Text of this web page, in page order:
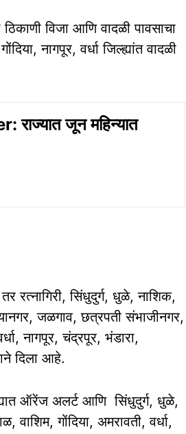
विजा आणि वादळी पावसाचा
नागपूर, वर्धा जिल्ह्यांत वादळी
जून महिन्यात
रत्नागिरी, सिंधुदुर्ग, धुळे, नाशिक,
जळगाव, छत्रपती संभाजीनगर,
नागपूर, चंद्रपूर, भंडारा,
दिला आहे.
ऑरेंज अलर्ट आणि सिंधुदुर्ग, धुळे,
गोंदिया, अमरावती, वर्धा,